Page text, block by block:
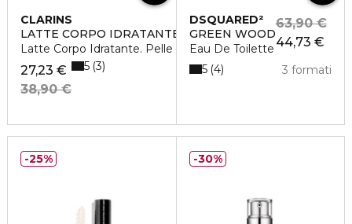
CLARINS
LATTE CORPO IDRATANTE VELLUTATO
Latte Corpo Idratante. Pelle normale
27,23 €
38,90 €
5 3
DSQUARED²
GREEN WOOD
Eau De Toilette 44,73 €
63,90 €
3 formati
5 4
25% 30%